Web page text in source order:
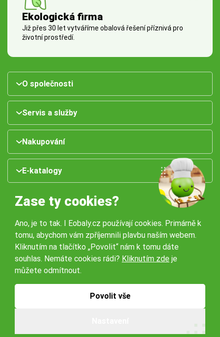
Ekologická firma
Již přes 30 let vytváříme obalová řešení příznivá pro
životní prostředí.
O společnosti
Servis a služby
Nakupování
E-katalogy
Naše pobočky:
Obchodní podmínky
Zase ty cookies?
Ano, je to tak. I Eobaly.cz používají cookies. Primárně k
tomu, abychom vám zpříjemnili plavbu naším webem.
Kliknutím na tlačítko „Povolit“ nám k tomu dáte
souhlas. Nemáte cookies rádi? Kliknutím zde je
můžete odmítnout.
Povolit vše